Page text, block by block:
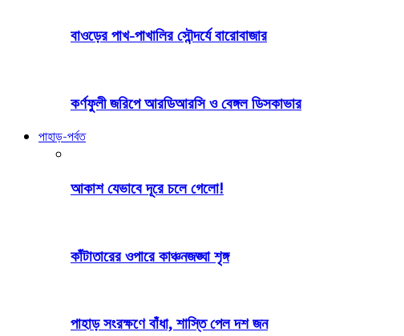
বাওড়ের পাখ-পাখালির সৌন্দর্যে বারোবাজার
কর্ণফুলী জরিপে আরডিআরসি ও বেঙ্গল ডিসকাভার
পাহাড়-পর্বত
আকাশ যেভাবে দূরে চলে গেলো!
কাঁটাতারের ওপারে কাঞ্চনজঙ্ঘা শৃঙ্গ
পাহাড় সংরক্ষণে বাঁধা, শাস্তি পেল দশ জন